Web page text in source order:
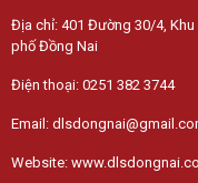
Địa chỉ: 401 Đường 30/4, Khu
phố Đồng Nai
Điện thoại: 0251 382 3744
Email:
Website: